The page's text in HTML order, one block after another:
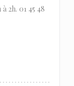
2h. 01 45 48
ΝΈΟ ΠΑΡΆΘΥΡΟ))